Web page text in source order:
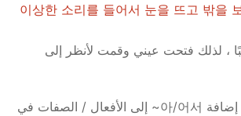
이상한 소리를 들어서 눈을 뜨고 밖을
، لذلك فتحت عيني وقمت لأنظر إلى
قبل أن تتعلم كيفية إضافة 아/어서~ إلى الأفعال / الصفات في